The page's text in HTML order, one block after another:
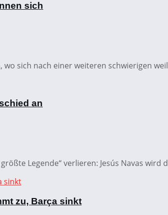
sich
sich nach einer weiteren schwierigen
an
Legende“ verlieren: Jesús Navas wird
zu, Barça sinkt